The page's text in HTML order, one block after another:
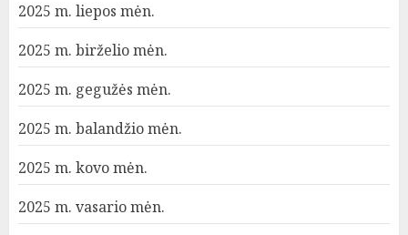
2025 m. liepos mėn.
2025 m. birželio mėn.
2025 m. gegužės mėn.
2025 m. balandžio mėn.
2025 m. kovo mėn.
2025 m. vasario mėn.